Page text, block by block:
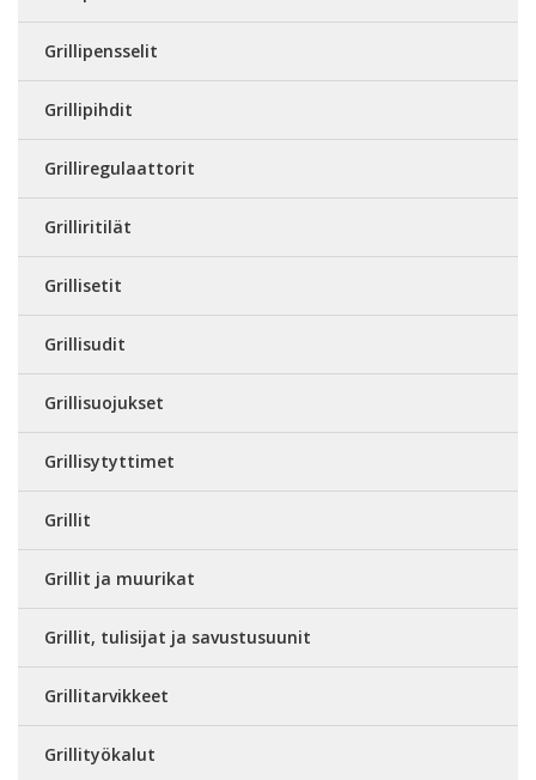
Grillipensselit
Grillipihdit
Grilliregulaattorit
Grilliritilät
Grillisetit
Grillisudit
Grillisuojukset
Grillisytyttimet
Grillit
Grillit ja muurikat
Grillit, tulisijat ja savustusuunit
Grillitarvikkeet
Grillityökalut